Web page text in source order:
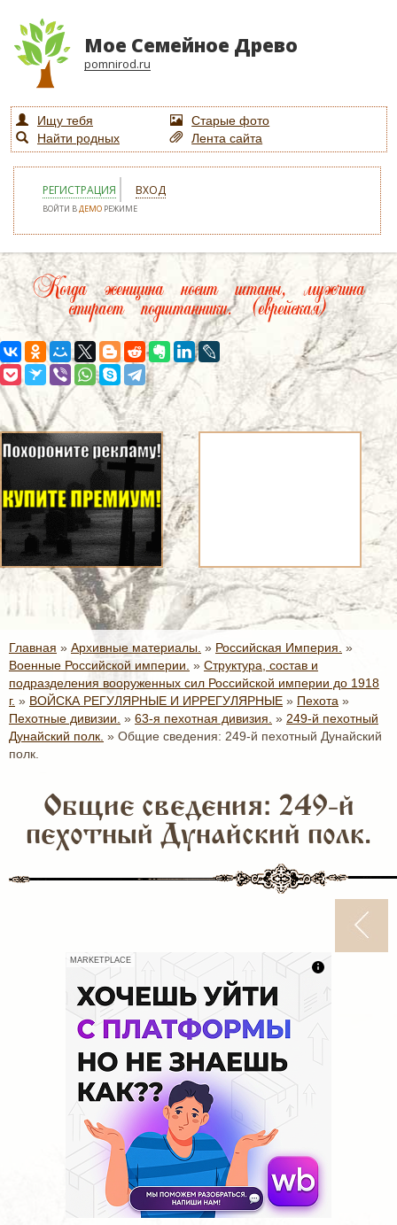
Мое Семейное Древо
pomnirod.ru
Ищу тебя
Старые фото
Найти родных
Лента сайта
РЕГИСТРАЦИЯ ВХОД
ВОЙТИ ВДЕМО РЕЖИМЕ
Когда женщина носит штаны, мужчина
стирает подштанники. (еврейская)
Главная » Архивные материалы. » Российская Империя. »
Военные Российской империи. » Структура, состав и
подразделения вооруженных сил Российской империи до 1918
г. » ВОЙСКА РЕГУЛЯРНЫЕ И ИРРЕГУЛЯРНЫЕ » Пехота »
Пехотные дивизии. » 63-я пехотная дивизия. » 249-й пехотный
Дунайский полк. » Общие сведения: 249-й пехотный Дунайский
полк.
Общие сведения: 249-й
пехотный Дунайский полк.
MARKETPLACE